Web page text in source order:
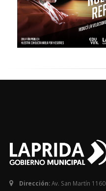
Dirección:Av. San Martín 1160